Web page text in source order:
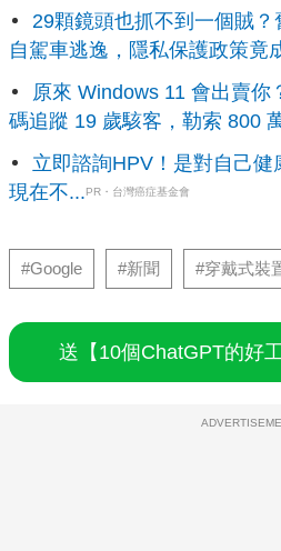
29顆鏡頭也抓不到一個賊
自駕車逃逸，隱私保護政策竟
原來 Windows 11 會出賣你
碼追蹤 19 歲駭客，勒索 800
立即諮詢HPV！是對自己健
現在不...PR・台灣癌症基金會
#Google #新聞 #穿戴式裝
送【10個ChatGPT的好